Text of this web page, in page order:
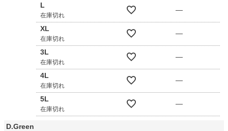
L
在庫切れ
—
XL
在庫切れ
—
3L
在庫切れ
—
4L
在庫切れ
—
5L
在庫切れ
—
D.Green